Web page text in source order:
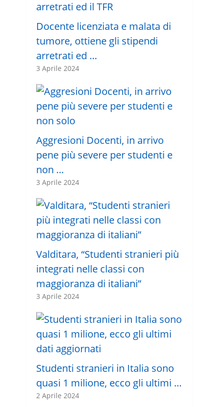
Docente licenziata e malata di
tumore, ottiene gli stipendi
arretrati ed …
3 Aprile 2024
Aggresioni Docenti, in arrivo
pene più severe per studenti e
non …
3 Aprile 2024
Valditara, “Studenti stranieri più
integrati nelle classi con
maggioranza di italiani”
3 Aprile 2024
Studenti stranieri in Italia sono
quasi 1 milione, ecco gli ultimi …
2 Aprile 2024